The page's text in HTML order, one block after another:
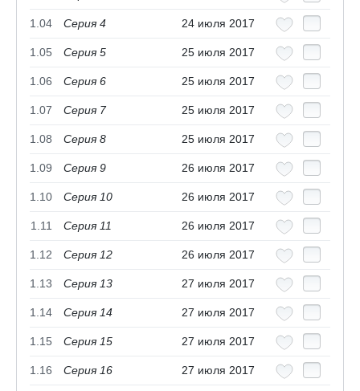
1.04 Серия 4 24 июля 2017
1.05 Серия 5 25 июля 2017
1.06 Серия 6 25 июля 2017
1.07 Серия 7 25 июля 2017
1.08 Серия 8 25 июля 2017
1.09 Серия 9 26 июля 2017
1.10 Серия 10 26 июля 2017
1.11 Серия 11 26 июля 2017
1.12 Серия 12 26 июля 2017
1.13 Серия 13 27 июля 2017
1.14 Серия 14 27 июля 2017
1.15 Серия 15 27 июля 2017
1.16 Серия 16 27 июля 2017